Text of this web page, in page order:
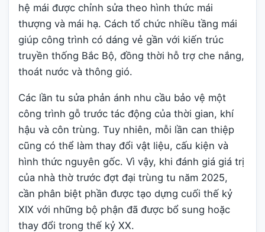
hệ mái được chỉnh sửa theo hình thức mái
thượng và mái hạ. Cách tổ chức nhiều tầng mái
giúp công trình có dáng vẻ gần với kiến trúc
truyền thống Bắc Bộ, đồng thời hỗ trợ che nắng,
thoát nước và thông gió.
Các lần tu sửa phản ánh nhu cầu bảo vệ một
công trình gỗ trước tác động của thời gian, khí
hậu và côn trùng. Tuy nhiên, mỗi lần can thiệp
cũng có thể làm thay đổi vật liệu, cấu kiện và
hình thức nguyên gốc. Vì vậy, khi đánh giá giá trị
của nhà thờ trước đợt đại trùng tu năm 2025,
cần phân biệt phần được tạo dựng cuối thế kỷ
XIX với những bộ phận đã được bổ sung hoặc
thay đổi trong thế kỷ XX.